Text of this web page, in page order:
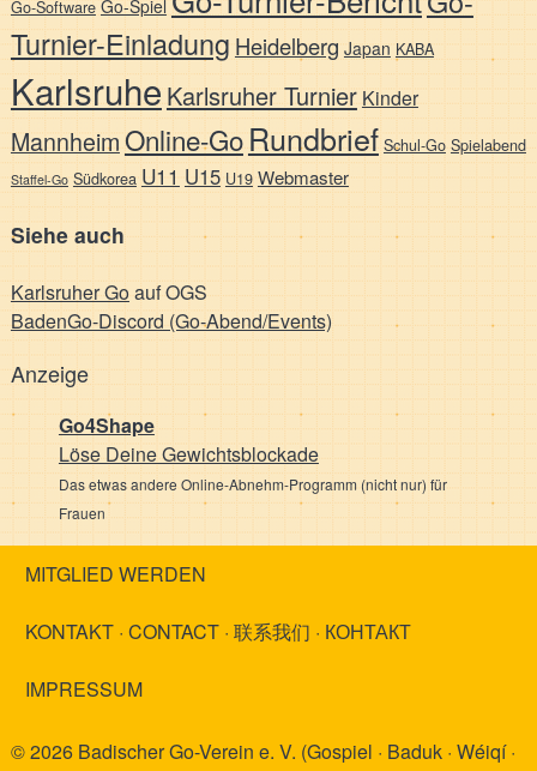
Go-Software Go-Spiel
Turnier-Einladung Heidelberg Japan KABA
Karlsruhe Karlsruher Turnier Kinder
MannheimOnline-GoRundbrief Schul-Go Spielabend
Staffel-Go Südkorea U11 U15 U19 Webmaster
Siehe auch
Karlsruher Goauf OGS
BadenGo-Discord (Go-Abend/Events)
Anzeige
Go4Shape
Löse Deine Gewichts­blockade
Das etwas andere Online-Abnehm-Programm (nicht nur) für
Frauen
MITGLIED WERDEN
KONTAKT · CONTACT · 联系我们 · КОНТАКТ
IMPRESSUM
© 2026 Badischer Go-Verein e. V. (Gospiel · Baduk · Wéiqí ·